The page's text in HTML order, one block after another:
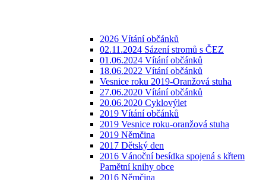
2026 Vítání občánků
02.11.2024 Sázení stromů s ČEZ
01.06.2024 Vítání občánků
18.06.2022 Vítání občánků
Vesnice roku 2019-Oranžová stuha
27.06.2020 Vítání občánků
20.06.2020 Cyklovýlet
2019 Vítání občánků
2019 Vesnice roku-oranžová stuha
2019 Němčina
2017 Dětský den
2016 Vánoční besídka spojená s křtem
Pamětní knihy obce
2016 Němčina